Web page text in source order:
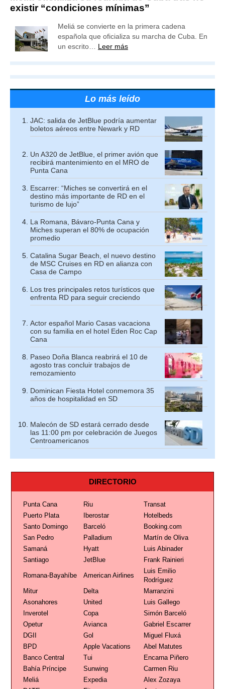
existir “condiciones mínimas”
Meliá se convierte en la primera cadena
española que oficializa su marcha de Cuba. En
un escrito… Leer más
Lo más leído
JAC: salida de JetBlue podría aumentar
boletos aéreos entre Newark y RD
Un A320 de JetBlue, el primer avión que
recibirá mantenimiento en el MRO de
Punta Cana
Escarrer: “Miches se convertirá en el
destino más importante de RD en el
turismo de lujo”
La Romana, Bávaro-Punta Cana y
Miches superan el 80% de ocupación
promedio
Catalina Sugar Beach, el nuevo destino
de MSC Cruises en RD en alianza con
Casa de Campo
Los tres principales retos turísticos que
enfrenta RD para seguir creciendo
Actor español Mario Casas vacaciona
con su familia en el hotel Eden Roc Cap
Cana
Paseo Doña Blanca reabrirá el 10 de
agosto tras concluir trabajos de
remozamiento
Dominican Fiesta Hotel conmemora 35
años de hospitalidad en SD
Malecón de SD estará cerrado desde
las 11:00 pm por celebración de Juegos
Centroamericanos
DIRECTORIO
Punta Cana Riu
Transat
Puerto Plata
Iberostar
Hotelbeds
Santo Domingo
Barceló
Booking.com
San Pedro
Palladium
Martín de Oliva
Samaná
Hyatt
Luis Abinader
Santiago
JetBlue Frank Rainieri
Romana-Bayahíbe American Airlines
Luis Emilio
Rodríguez
Mitur
Delta
Marranzini
Asonahores
United
Luis Gallego
Inverotel
Copa
Simón Barceló
Opetur
Avianca
Gabriel Escarrer
DGII
Gol
Miguel Fluxá
BPD
Apple Vacations
Abel Matutes
Banco Central
Tui
Encarna Piñero
Bahía Príncipe
Sunwing
Carmen Riu
Meliá
Expedia
Alex Zozaya